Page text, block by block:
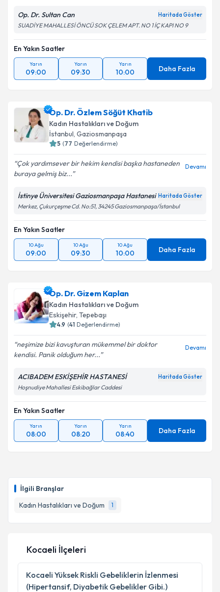
İlgili Branşlar
Kadın Hastalıkları ve Doğum
1
Op. Dr. Sultan Can Haritada Göster
SUADİYE MAHALLESİ ÖNCÜ SOK ÇELEM APT. NO 1 İÇ KAPI NO 9
En Yakın Saatler
Yarın
09:00
Yarın
09:30
Yarın
10:00 Daha Fazla
Op. Dr. Özlem Söğüt Khatib
Kadın Hastalıkları ve Doğum
İstanbul, Gaziosmanpaşa
5 (77 Değerlendirme)
Çok yardımsever bir hekim kendisi başka hastaneden
buraya gelmiş biz...
Devamı
İstinye Üniversitesi Gaziosmanpaşa Hastanesi Haritada Göster
Merkez, Çukurçeşme Cd. No:51, 34245 Gaziosmanpaşa/İstanbul
En Yakın Saatler
10 Ağu
09:00
10 Ağu
09:30
10 Ağu
10:00 Daha Fazla
Op. Dr. Gizem Kaplan
Kadın Hastalıkları ve Doğum
Eskişehir, Tepebaşı
4.9 (41 Değerlendirme)
neşimize bizi kavuşturan mükemmel bir doktor
kendisi. Panik olduğum her...
Devamı
ACIBADEM ESKİŞEHİR HASTANESİ Haritada Göster
Hoşnudiye Mahallesi Eskibağlar Caddesi
En Yakın Saatler
Yarın
08:00
Yarın
08:20
Yarın
08:40 Daha Fazla
Kocaeli İlçeleri
Kocaeli Yüksek Riskli Gebeliklerin İzlenmesi
(Hipertansif, Diyabetik Gebelikler Gibi.)